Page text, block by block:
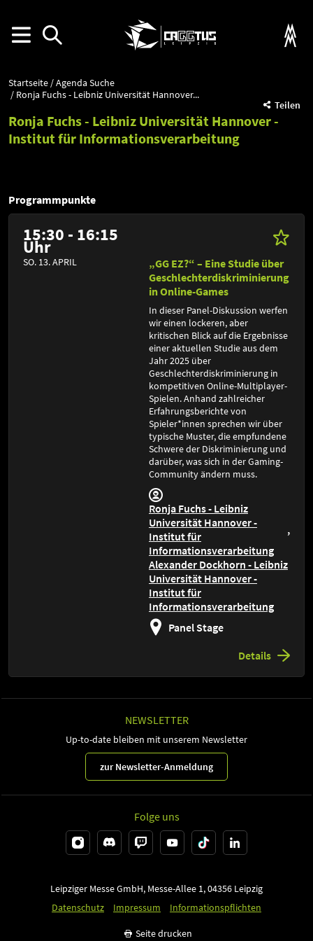
Startseite
Agenda Suche
Ronja Fuchs - Leibniz Universität Hannover...
Teilen
Ronja Fuchs - Leibniz Universität Hannover -
Institut für Informationsverarbeitung
Programmpunkte
15:30 - 16:15
Uhr
SO. 13. APRIL
„GG EZ?“ – Eine Studie über
Geschlechterdiskriminierung
in Online-Games
In dieser Panel-Diskussion werfen
wir einen lockeren, aber
kritischen Blick auf die Ergebnisse
einer aktuellen Studie aus dem
Jahr 2025 über
Geschlechterdiskriminierung in
kompetitiven Online-Multiplayer-
Spielen. Anhand zahlreicher
Erfahrungsberichte von
Spieler*innen sprechen wir über
typische Muster, die empfundene
Schwere der Diskriminierung und
darüber, was sich in der Gaming-
Community ändern muss.
Ronja Fuchs - Leibniz
Universität Hannover -
Institut für
Informationsverarbeitung
Alexander Dockhorn - Leibniz
Universität Hannover -
Institut für
Informationsverarbeitung
Panel Stage
Details
NEWSLETTER
Up-to-date bleiben mit unserem Newsletter
zur Newsletter-Anmeldung
Folge uns
Leipziger Messe GmbH, Messe-Allee 1, 04356 Leipzig
Datenschutz
Impressum Informationspflichten
Seite drucken